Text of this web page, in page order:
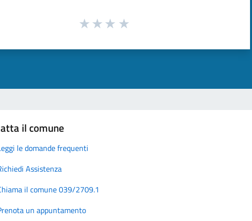
il comune
le domande frequenti
Assistenza
il comune 039/2709.1
un appuntamento